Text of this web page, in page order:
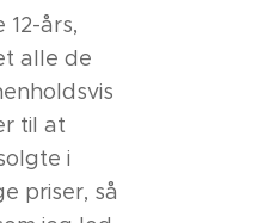
års,
alle de
til at
i
priser, så